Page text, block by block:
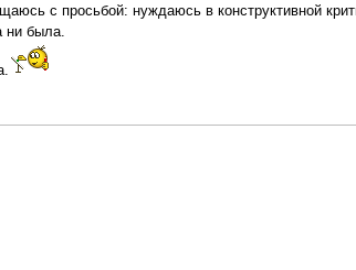
с просьбой: нуждаюсь в конструктивной
ни была.